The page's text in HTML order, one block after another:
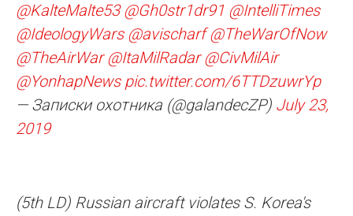
@KalteMalte53 @Gh0str1dr91 @IntelliTimes
@IdeologyWars @avischarf @TheWarOfNow
@TheAirWar @ItaMilRadar @CivMilAir
@YonhapNews pic.twitter.com/6TTDzuwrYp
— Записки охотника (@galandecZP) July 23,
2019
(5th LD) Russian aircraft violates S. Korea's